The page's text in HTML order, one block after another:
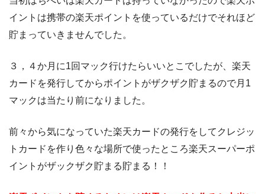
イントは携帯の楽天ポイントを使っているだけでそれほど
貯まっていきませんでした。
３，４か月に1回マック行けたらいいとこでしたが、楽天
カードを発行してからポイントがザクザク貯まるので月1
マックは当たり前になりました。
前々から気になっていた楽天カードの発行をしてクレジッ
トカードを作り色々な場所で使ったところ楽天スーパーポ
イントがザックザク貯まる貯まる！！